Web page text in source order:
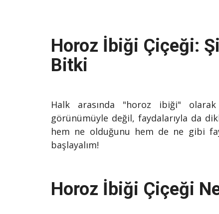
Horoz İbiği Çiçeği:
Bitki
Halk arasında "horoz ibiği"
görünümüyle değil, faydalarıyla da
hem ne olduğunu hem de ne gibi
başlayalım!
Horoz İbiği Çiçeği